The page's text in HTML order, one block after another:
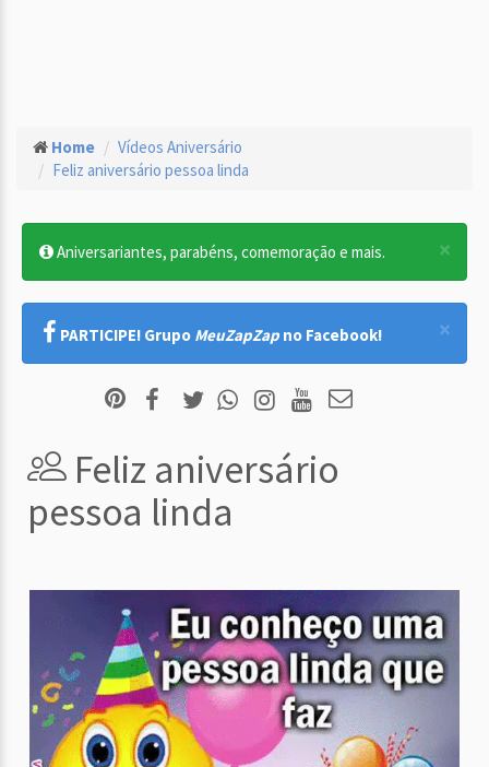
Home
Vídeos Aniversário
Feliz aniversário pessoa linda
×
Aniversariantes, parabéns, comemoração e mais.
×
PARTICIPE! Grupo MeuZapZap no Facebook!
Feliz aniversário
pessoa linda